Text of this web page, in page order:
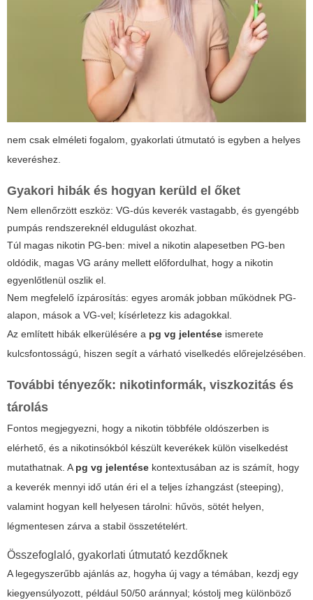
nem csak elméleti fogalom, gyakorlati útmutató is egyben a helyes
keveréshez.
Gyakori hibák és hogyan kerüld el őket
Nem ellenőrzött eszköz: VG-dús keverék vastagabb, és gyengébb
pumpás rendszereknél eldugulást okozhat.
Túl magas nikotin PG-ben: mivel a nikotin alapesetben PG-ben
oldódik, magas VG arány mellett előfordulhat, hogy a nikotin
egyenlőtlenül oszlik el.
Nem megfelelő ízpárosítás: egyes aromák jobban működnek PG-
alapon, mások a VG-vel; kísérletezz kis adagokkal.
Az említett hibák elkerülésére a pg vg jelentése ismerete
kulcsfontosságú, hiszen segít a várható viselkedés előrejelzésében.
További tényezők: nikotinformák, viszkozitás és
tárolás
Fontos megjegyezni, hogy a nikotin többféle oldószerben is
elérhető, és a nikotinsókból készült keverékek külön viselkedést
mutathatnak. A pg vg jelentése kontextusában az is számít, hogy
a keverék mennyi idő után éri el a teljes ízhangzást (steeping),
valamint hogyan kell helyesen tárolni: hűvös, sötét helyen,
légmentesen zárva a stabil összetételért.
Összefoglaló, gyakorlati útmutató kezdőknek
A legegyszerűbb ajánlás az, hogyha új vagy a témában, kezdj egy
kiegyensúlyozott, például 50/50 aránnyal; kóstolj meg különböző